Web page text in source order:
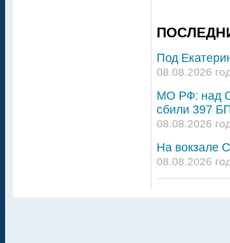
Под
08.08.2026
МО РФ: над
сбили 397
08.08.2026
На вокзале
08.08.2026